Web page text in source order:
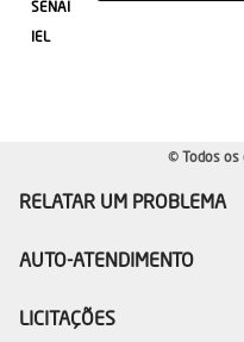
SENAI
IEL
© Todos os
RELATAR UM PROBLEMA
AUTO-ATENDIMENTO
LICITAÇÕES